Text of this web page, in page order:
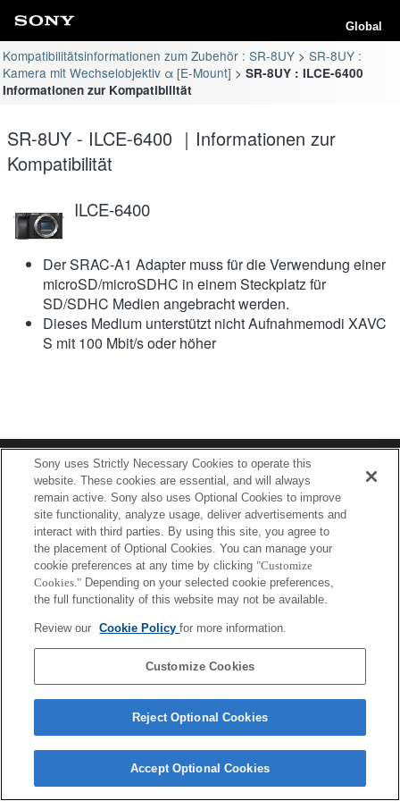
Global
Kompatibilitätsinformationen zum Zubehör : SR-8UY
SR-8UY :
Kamera mit Wechselobjektiv α [E-Mount]
SR-8UY : ILCE-6400
Informationen zur Kompatibilität
SR-8UY - ILCE-6400 ｜Informationen zur
Kompatibilität
ILCE-6400
Der SRAC-A1 Adapter muss für die Verwendung einer
microSD/microSDHC in einem Steckplatz für
SD/SDHC Medien angebracht werden.
Dieses Medium unterstützt nicht Aufnahmemodi XAVC
S mit 100 Mbit/s oder höher
Terms of Use Contact Us
Copyright 2026 Sony Corporation
Sony uses Strictly Necessary Cookies to operate this
website. These cookies are essential, and will always
remain active. Sony also uses Optional Cookies to improve
site functionality, analyze usage, deliver advertisements and
interact with third parties. By using this site, you agree to
the placement of Optional Cookies. You can manage your
cookie preferences at any time by clicking "Customize
Cookies." Depending on your selected cookie preferences,
the full functionality of this website may not be available.
Review our Cookie Policyfor more information.
Customize Cookies
Reject Optional Cookies
Accept Optional Cookies